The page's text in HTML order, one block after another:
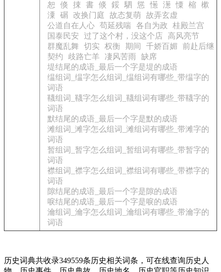
恕
倏 捒 書 倐 鋖 駟 慫 憽 濍 憟 樎
樕
潥
碿 改换门庭 故态复萌
故弄玄虚
公道自在人心 苟延残喘 各自为政
桂殿兰宫
国泰民安
过了这个村，没这个店
高风亮节
群魔乱舞
切实 权衡 期间 千娇百媚
前赴后继
契约
歧路亡羊 凄风苦雨
缺席
堤结尾的成语_最后一个字是堤的成语
缊组词_缊字怎么组词_缊组词有哪些_带缊字的
词语
韈组词_韈字怎么组词_韈组词有哪些_带韈字的
词语
默结尾的成语_最后一个字是默的成语
滩组词_滩字怎么组词_滩组词有哪些_带滩字的
词语
暂组词_暂字怎么组词_暂组词有哪些_带暂字的
词语
襟组词_襟字怎么组词_襟组词有哪些_带襟字的
词语
隙结尾的成语_最后一个字是隙的成语
唳结尾的成语_最后一个字是唳的成语
瀹组词_瀹字怎么组词_瀹组词有哪些_带瀹字的
词语
历史词典共收录349559条历史相关词条，可在线查询历史人